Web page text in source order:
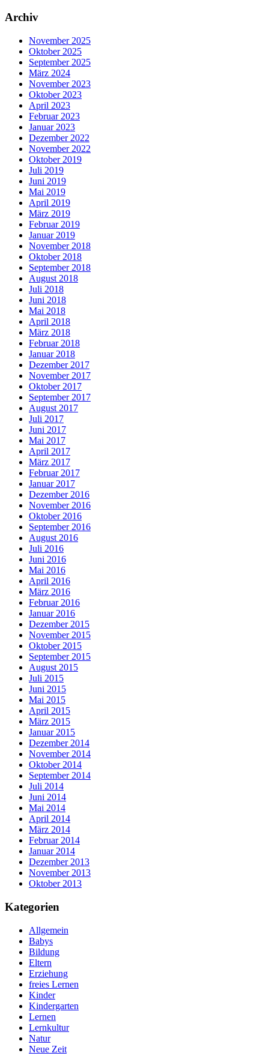
Archiv
November 2025
Oktober 2025
September 2025
März 2024
November 2023
Oktober 2023
April 2023
Februar 2023
Januar 2023
Dezember 2022
November 2022
Oktober 2019
Juli 2019
Juni 2019
Mai 2019
April 2019
März 2019
Februar 2019
Januar 2019
November 2018
Oktober 2018
September 2018
August 2018
Juli 2018
Juni 2018
Mai 2018
April 2018
März 2018
Februar 2018
Januar 2018
Dezember 2017
November 2017
Oktober 2017
September 2017
August 2017
Juli 2017
Juni 2017
Mai 2017
April 2017
März 2017
Februar 2017
Januar 2017
Dezember 2016
November 2016
Oktober 2016
September 2016
August 2016
Juli 2016
Juni 2016
Mai 2016
April 2016
März 2016
Februar 2016
Januar 2016
Dezember 2015
November 2015
Oktober 2015
September 2015
August 2015
Juli 2015
Juni 2015
Mai 2015
April 2015
März 2015
Januar 2015
Dezember 2014
November 2014
Oktober 2014
September 2014
Juli 2014
Juni 2014
Mai 2014
April 2014
März 2014
Februar 2014
Januar 2014
Dezember 2013
November 2013
Oktober 2013
Kategorien
Allgemein
Babys
Bildung
Eltern
Erziehung
freies Lernen
Kinder
Kindergarten
Lernen
Lernkultur
Natur
Neue Zeit